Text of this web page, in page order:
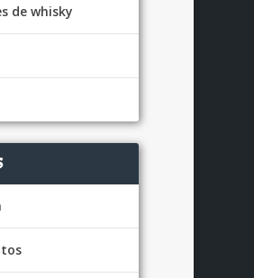
de whisky